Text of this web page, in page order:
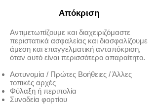
Απόκριση
Αντιμετωπίζουμε και διαχειριζόμαστε
περιστατικά ασφαλείας και διασφαλίζουμε
άμεση και επαγγελματική ανταπόκριση,
όταν αυτό είναι περισσότερο απαραίτητο.
Αστυνομία / Πρώτες Βοήθειες / Άλλες
τοπικές αρχές
Φύλαξη ή περιπολία
Συνοδεία φορτίου